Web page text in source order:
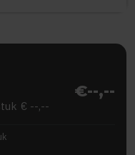
€--,--
€ --,--